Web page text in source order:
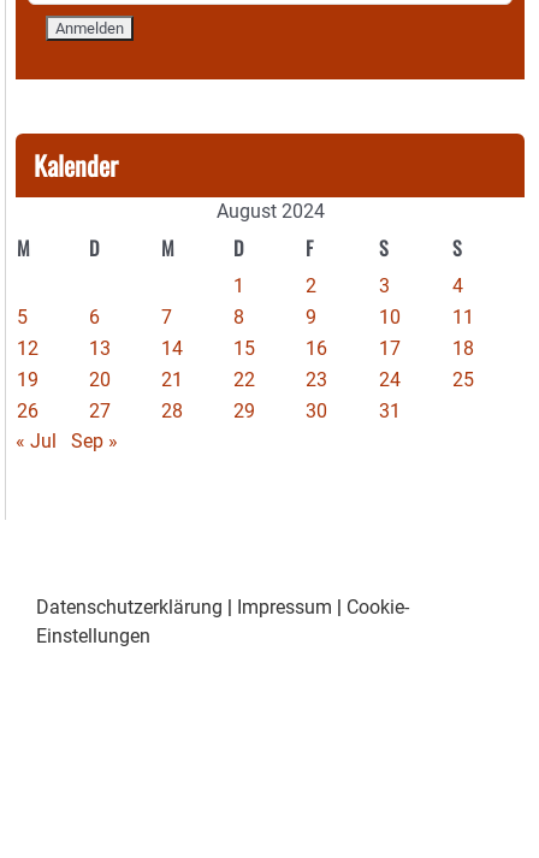
Kalender
August 2024
M D M D F S S
1 2 3
4
5
6 7 8 9 10
11
12
13 14 15 16 17
18
19
20 21 22 23 24
25
26
27 28 29 30
31
« Jul
Sep »
Datenschutzerklärung Impressum
Cookie-
Einstellungen